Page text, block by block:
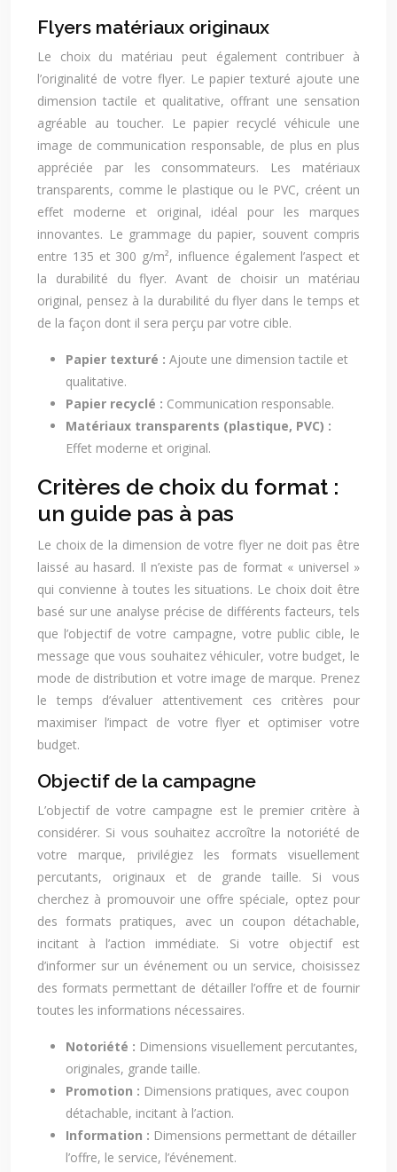
Flyers matériaux originaux
Le choix du matériau peut également contribuer à
l’originalité de votre flyer. Le papier texturé ajoute une
dimension tactile et qualitative, offrant une sensation
agréable au toucher. Le papier recyclé véhicule une
image de communication responsable, de plus en plus
appréciée par les consommateurs. Les matériaux
transparents, comme le plastique ou le PVC, créent un
effet moderne et original, idéal pour les marques
innovantes. Le grammage du papier, souvent compris
entre 135 et 300 g/m², influence également l’aspect et
la durabilité du flyer. Avant de choisir un matériau
original, pensez à la durabilité du flyer dans le temps et
de la façon dont il sera perçu par votre cible.
Papier texturé : Ajoute une dimension tactile et
qualitative.
Papier recyclé : Communication responsable.
Matériaux transparents (plastique, PVC) :
Effet moderne et original.
Critères de choix du format :
un guide pas à pas
Le choix de la dimension de votre flyer ne doit pas être
laissé au hasard. Il n’existe pas de format « universel »
qui convienne à toutes les situations. Le choix doit être
basé sur une analyse précise de différents facteurs, tels
que l’objectif de votre campagne, votre public cible, le
message que vous souhaitez véhiculer, votre budget, le
mode de distribution et votre image de marque. Prenez
le temps d’évaluer attentivement ces critères pour
maximiser l’impact de votre flyer et optimiser votre
budget.
Objectif de la campagne
L’objectif de votre campagne est le premier critère à
considérer. Si vous souhaitez accroître la notoriété de
votre marque, privilégiez les formats visuellement
percutants, originaux et de grande taille. Si vous
cherchez à promouvoir une offre spéciale, optez pour
des formats pratiques, avec un coupon détachable,
incitant à l’action immédiate. Si votre objectif est
d’informer sur un événement ou un service, choisissez
des formats permettant de détailler l’offre et de fournir
toutes les informations nécessaires.
Notoriété : Dimensions visuellement percutantes,
originales, grande taille.
Promotion : Dimensions pratiques, avec coupon
détachable, incitant à l’action.
Information : Dimensions permettant de détailler
l’offre, le service, l’événement.